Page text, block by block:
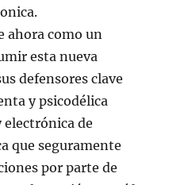
ahora como un
esta nueva
defensores clave
y psicodélica
electrónica de
que seguramente
por parte de